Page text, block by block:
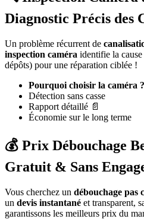
Diagnostic Précis des
Un problème récurrent de
inspection caméra identifie la
dépôts) pour une réparation ciblée !
Pourquoi choisir la caméra ?
Détection sans casse
Rapport détaillé 📄
Économie sur le long terme
💰 Prix Débouchage
Gratuit & Sans
Vous cherchez un débouchage pas
un devis instantané et transparent,
garantissons les meilleurs prix du